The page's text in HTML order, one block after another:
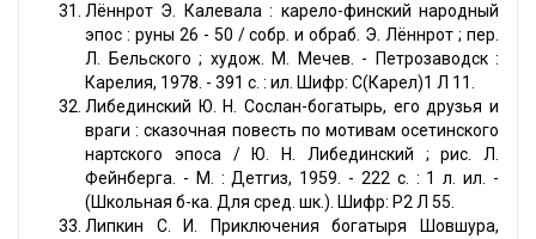
Лённрот Э. Калевала : карело-финский народный
эпос : руны 26 - 50 / собр. и обраб. Э. Лённрот ; пер.
Л. Бельского ; худож. М. Мечев. - Петрозаводск :
Карелия, 1978. - 391 с. : ил. Шифр: С(Карел)1 Л 11.
Либединский Ю. Н. Сослан-богатырь, его друзья и
враги : сказочная повесть по мотивам осетинского
нартского эпоса / Ю. Н. Либединский ; рис. Л.
Фейнберга. - М. : Детгиз, 1959. - 222 с. : 1 л. ил. -
(Школьная б-ка. Для сред. шк.). Шифр: Р2 Л 55.
Липкин С. И. Приключения богатыря Шовшура,